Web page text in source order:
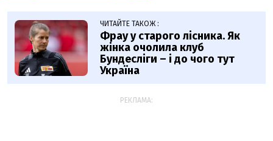
ЧИТАЙТЕ ТАКОЖ :
Фрау у старого лісника. Як
жінка очолила клуб
Бундесліги – і до чого тут
Україна
РЕКЛАМА: